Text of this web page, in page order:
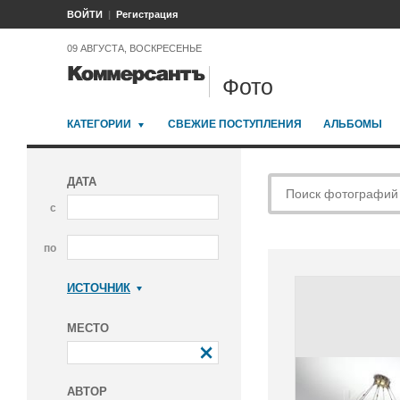
ВОЙТИ Регистрация
09 АВГУСТА, ВОСКРЕСЕНЬЕ
Фото
КАТЕГОРИИ СВЕЖИЕ ПОСТУПЛЕНИЯ АЛЬБОМЫ
ДАТА
с
по
ИСТОЧНИК
МЕСТО
АВТОР